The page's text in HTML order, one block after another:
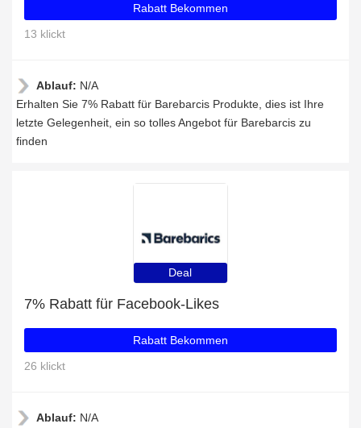
Rabatt Bekommen
13 klickt
Ablauf: N/A
Erhalten Sie 7% Rabatt für Barebarcis Produkte, dies ist Ihre
letzte Gelegenheit, ein so tolles Angebot für Barebarcis zu
finden
Deal
7% Rabatt für Facebook-Likes
Rabatt Bekommen
26 klickt
Ablauf: N/A